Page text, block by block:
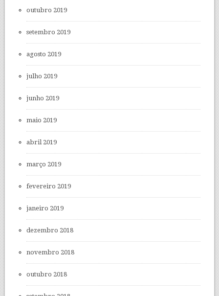
outubro 2019
setembro 2019
agosto 2019
julho 2019
junho 2019
maio 2019
abril 2019
março 2019
fevereiro 2019
janeiro 2019
dezembro 2018
novembro 2018
outubro 2018